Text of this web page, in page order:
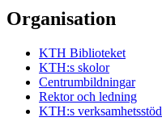
Organisation
KTH Biblioteket
KTH:s skolor
Centrumbildningar
Rektor och ledning
KTH:s verksamhetsstöd